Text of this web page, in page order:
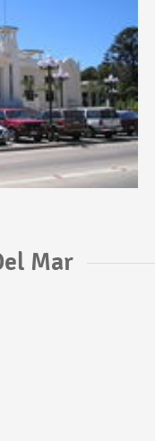
Mar